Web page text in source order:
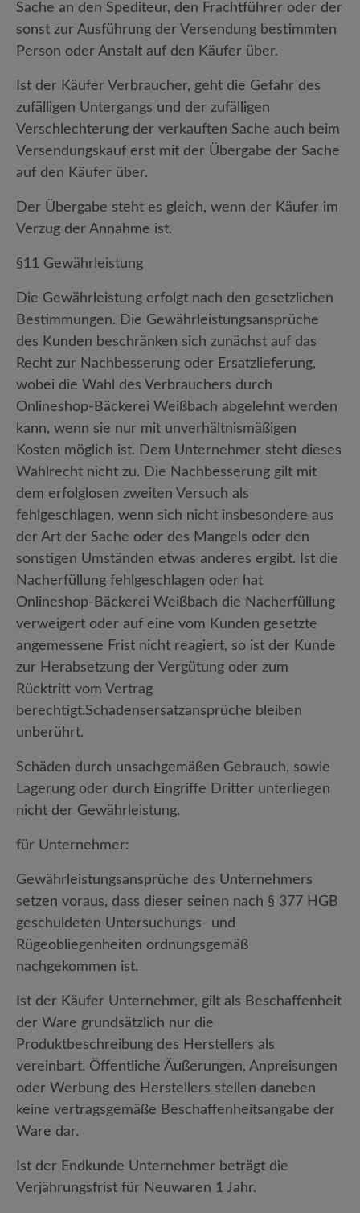
Sache an den Spediteur, den Frachtführer oder der
sonst zur Ausführung der Versendung bestimmten
Person oder Anstalt auf den Käufer über.
Ist der Käufer Verbraucher, geht die Gefahr des
zufälligen Untergangs und der zufälligen
Verschlechterung der verkauften Sache auch beim
Versendungskauf erst mit der Übergabe der Sache
auf den Käufer über.
Der Übergabe steht es gleich, wenn der Käufer im
Verzug der Annahme ist.
§11 Gewährleistung
Die Gewährleistung erfolgt nach den gesetzlichen
Bestimmungen. Die Gewährleistungsansprüche
des Kunden beschränken sich zunächst auf das
Recht zur Nachbesserung oder Ersatzlieferung,
wobei die Wahl des Verbrauchers durch
Onlineshop-Bäckerei Weißbach abgelehnt werden
kann, wenn sie nur mit unverhältnismäßigen
Kosten möglich ist. Dem Unternehmer steht dieses
Wahlrecht nicht zu. Die Nachbesserung gilt mit
dem erfolglosen zweiten Versuch als
fehlgeschlagen, wenn sich nicht insbesondere aus
der Art der Sache oder des Mangels oder den
sonstigen Umständen etwas anderes ergibt. Ist die
Nacherfüllung fehlgeschlagen oder hat
Onlineshop-Bäckerei Weißbach die Nacherfüllung
verweigert oder auf eine vom Kunden gesetzte
angemessene Frist nicht reagiert, so ist der Kunde
zur Herabsetzung der Vergütung oder zum
Rücktritt vom Vertrag
berechtigt.Schadensersatzansprüche bleiben
unberührt.
Schäden durch unsachgemäßen Gebrauch, sowie
Lagerung oder durch Eingriffe Dritter unterliegen
nicht der Gewährleistung.
für Unternehmer:
Gewährleistungsansprüche des Unternehmers
setzen voraus, dass dieser seinen nach § 377 HGB
geschuldeten Untersuchungs- und
Rügeobliegenheiten ordnungsgemäß
nachgekommen ist.
Ist der Käufer Unternehmer, gilt als Beschaffenheit
der Ware grundsätzlich nur die
Produktbeschreibung des Herstellers als
vereinbart. Öffentliche Äußerungen, Anpreisungen
oder Werbung des Herstellers stellen daneben
keine vertragsgemäße Beschaffenheitsangabe der
Ware dar.
Ist der Endkunde Unternehmer beträgt die
Verjährungsfrist für Neuwaren 1 Jahr.